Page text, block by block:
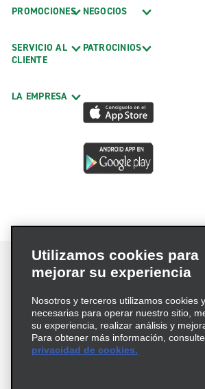
PROMOCIONES
SERVICIO AL
CLIENTE
LA EMPRESA
NEGOCIOS
PATROCINIOS
Términos de uso
Política de
Política de cookies
Información de Salud del
© 2026 Enterprise Holdings, Inc. Todos los
Utilizamos cookies para
mejorar su experiencia
Nosotros y terceros utilizamos cookies
necesarias para operar nuestro sitio,
su experiencia, realizar análisis y
Para obtener más información,
privacidad de cookies.